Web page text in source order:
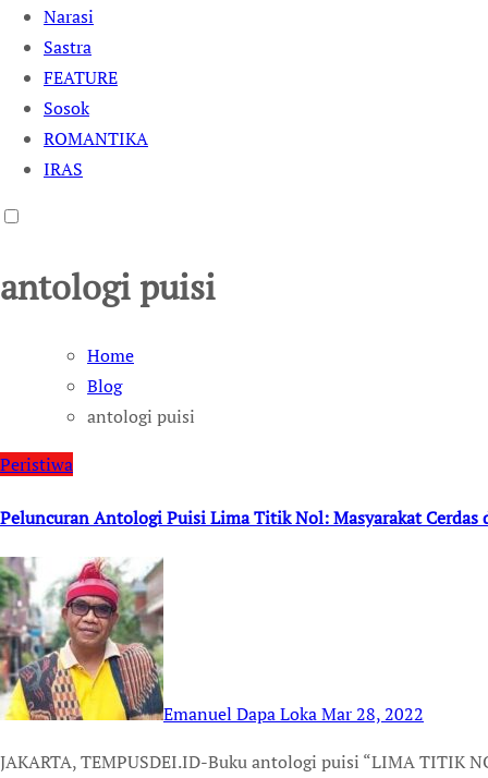
Narasi
Sastra
FEATURE
Sosok
ROMANTIKA
IRAS
antologi puisi
Home
Blog
antologi puisi
Peristiwa
Peluncuran Antologi Puisi Lima Titik Nol: Masyarakat Cerdas
Emanuel Dapa LokaMar 28, 2022
JAKARTA, TEMPUSDEI.ID-Buku antologi puisi “LIMA TITIK NOL: Masyarakat Cerdas Dalam Puisi” yang memuat